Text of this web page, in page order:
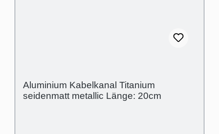
Aluminium Kabelkanal Titanium
seidenmatt metallic Länge: 20cm